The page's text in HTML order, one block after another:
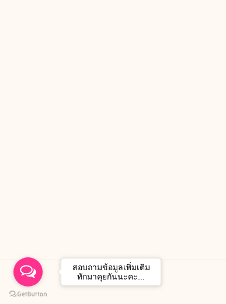
สอบถามข้อมูลเพิ่มเติม
ทักมาคุยกันนะคะ...